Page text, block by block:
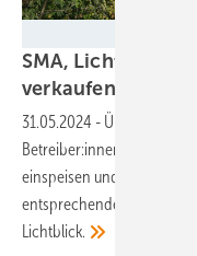
SMA, Lichtblick
verkaufen,
31.05.2024 - Über das
Betreiber:innen von
einspeisen und aus dem
entsprechende Plattform
Lichtblick.